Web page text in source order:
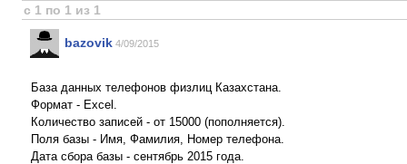
с 1 по 1 из 1
bazovik 4/09/2015
База данных телефонов физлиц Казахстана.
Формат - Excel.
Количество записей - от 15000 (пополняется).
Поля базы - Имя, Фамилия, Номер телефона.
Дата сбора базы - сентябрь 2015 года.